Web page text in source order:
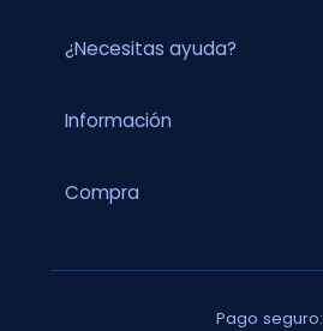
¿Necesitas ayuda?
Información
Compra
Pago seguro: